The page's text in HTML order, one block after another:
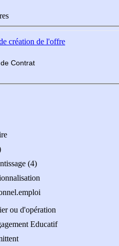
création de l'offre
Contrat
(4)
ou d'opération
Educatif